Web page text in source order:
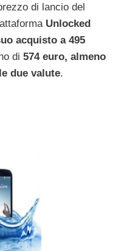
di lancio del
Unlocked
acquisto a 495
di 574 euro, almeno
due valute.